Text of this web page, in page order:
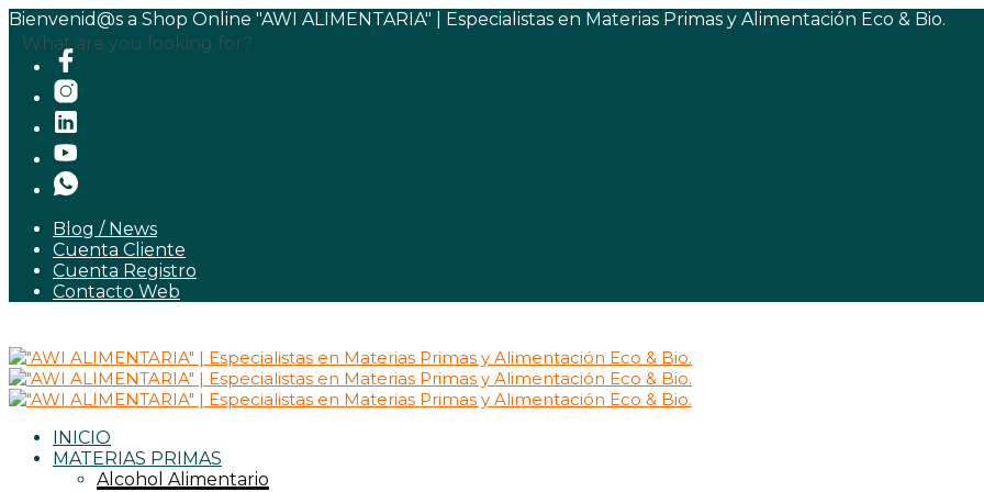
Bienvenid@s a Shop Online "AWI ALIMENTARIA" | Especialistas en Materias Primas y Alimentación Eco & Bio.
Blog / News
Cuenta Cliente
Cuenta Registro
Contacto Web
INICIO
MATERIAS PRIMAS
Alcohol Alimentario
What are you looking for?